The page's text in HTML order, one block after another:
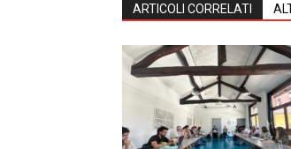
ARTICOLI CORRELATI